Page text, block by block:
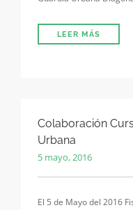
LEER MÁS
Colaboración
Urbana
5 mayo, 2016
El 5 de Mayo del 2016